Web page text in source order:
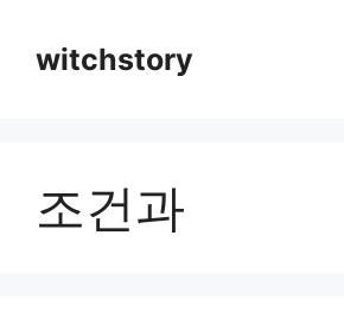
witchstory
조건과